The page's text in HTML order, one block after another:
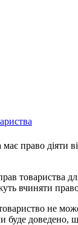
право діяти
товариства
вчиняти
не
буде